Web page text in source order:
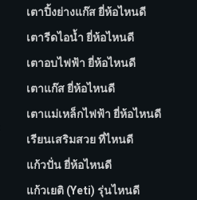
เตาปิ้งย่างแก๊ส ยี่ห้อไหนดี
เตารีดไอน้ำ ยี่ห้อไหนดี
เตาอบไฟฟ้า ยี่ห้อไหนดี
เตาแก๊ส ยี่ห้อไหนดี
เตาแม่เหล็กไฟฟ้า ยี่ห้อไหนดี
เรียนเสริมสวย ที่ไหนดี
แก้วปั่น ยี่ห้อไหนดี
แก้วเยติ (Yeti) รุ่นไหนดี